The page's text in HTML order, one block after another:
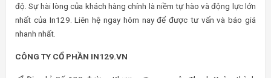
độ. Sự hài lòng của khách hàng chính là niềm tự hào và động lực lớn
nhất của In129. Liên hệ ngay hôm nay để được tư vấn và báo giá
nhanh nhất.
CÔNG TY CỔ PHẦN IN129.VN